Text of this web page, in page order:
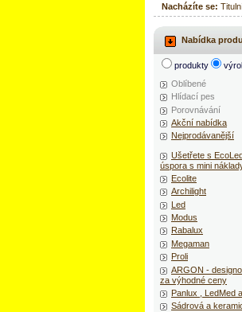
Nacházíte se:
Nabídka
produkty
Oblíbené
Hlídací pes
Porovnávání
Akční nabídka
Nejprodávanější
Ušetřete s
úspora s mini
Ecolite
Archilight
Led
Modus
Rabalux
Megaman
Proli
ARGON -
za výhodné ceny
Panlux , LedMed
Sádrová a